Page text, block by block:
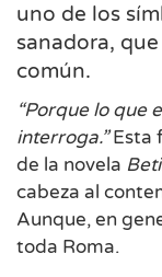
uno de los
sanadora,
común.
“Porque lo que
interroga.”Esta
de la novela
cabeza al
Aunque, en
toda Roma.